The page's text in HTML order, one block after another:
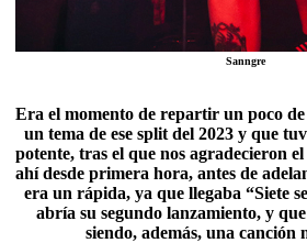
Sanngre
Era el momento de repartir un poco de
un tema de ese split del 2023 y que
potente, tras el que nos agradecieron
ahí desde primera hora, antes de
era un rápida, ya que llegaba “Siete
abría su segundo lanzamiento, y
siendo, además, una canción